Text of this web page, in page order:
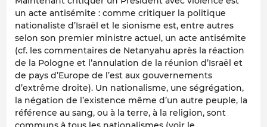
un acte antisémite : comme critiquer la politique
nationaliste d’Israël et le sionisme est, entre autres
selon son premier ministre actuel, un acte antisémite
(cf. les commentaires de Netanyahu après la réaction
de la Pologne et l’annulation de la réunion d’Israël et
de pays d’Europe de l’est aux gouvernements
d’extrême droite). Un nationalisme, une ségrégation,
la négation de l’existence même d’un autre peuple, la
référence au sang, ou à la terre, à la religion, sont